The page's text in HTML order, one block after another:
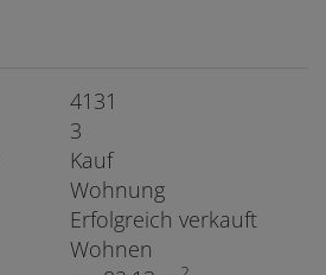
4131
3
Kauf
Wohnung
Erfolgreich verkauft
Wohnen